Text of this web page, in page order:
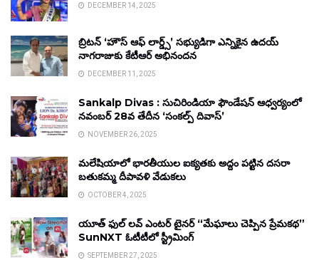
DECEMBER 14, 2025
బ్రిటన్ ‘హౌస్ ఆఫ్ లార్డ్స్’ సభ్యుడిగా ఎన్నికైన ఉదయ్
నాగరాజుకు కేటీఆర్ అభినందన
DECEMBER 11, 2025
Sankalp Divas : సుచిరిండియా ఫౌండేషన్ ఆధ్వర్యంలో
నవంబర్ 28వ తేదీన ‘సంకల్ప్ దివాస్’
NOVEMBER 26, 2025
మలేషియాలో భారతీయుల ఐక్యతకు అద్దం పట్టిన దసరా
బతుకమ్మ దీపావళి వేడుకలు
OCTOBER 4, 2025
యూత్ ఫుల్ లవ్ ఎంటర్ టైనర్ “మేఘాలు చెప్పిన ప్రేమకథ”
SunNXT ఓటీటీలో స్ట్రీమింగ్
SEPTEMBER 27, 2025